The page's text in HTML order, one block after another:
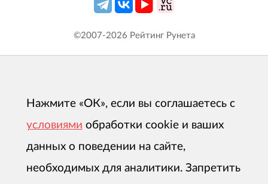
©2007-2026 Рейтинг Рунета
Нажмите «ОК», если вы соглашаетесь с
условиями обработки cookie и ваших
данных о поведении на сайте,
необходимых для аналитики. Запретить